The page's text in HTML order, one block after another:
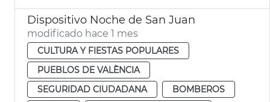
Dispositivo Noche de San Juan
modificado hace 1 mes
CULTURA Y FIESTAS POPULARES
PUEBLOS DE VALÈNCIA
SEGURIDAD CIUDADANA
BOMBEROS